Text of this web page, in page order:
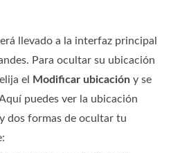
llevado a la interfaz principal
Para ocultar su ubicación
el
Modificar ubicación y se
puedes ver la ubicación
dos formas de ocultar tu